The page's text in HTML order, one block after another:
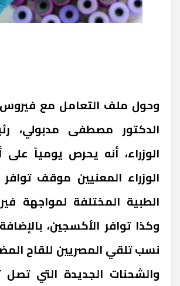
وحول ملف التعامل مع فيروس
الدكتور مصطفى مدبولي،
الوزراء، أنه يحرص يومياً
الوزراء المعنيين موقف
الطبية المختلفة لمواجهة
وكذا توافر الأكسجين،
نسب تلقي المصريين للقاح
والشحنات الجديدة التي تصل